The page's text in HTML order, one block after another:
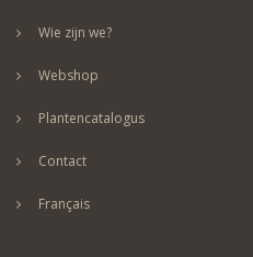
Wie zijn we?
Webshop
Plantencatalogus
Contact
Français